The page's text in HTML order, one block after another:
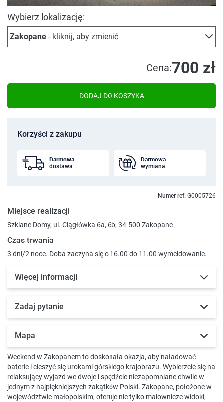
Wybierz lokalizację:
Zakopane - kliknij, aby zmienić
Cena:700 zł
DODAJ DO KOSZYKA
Korzyści z zakupu
Darmowa
dostawa
Darmowa
wymiana
Numer ref: G0005726
Miejsce realizacji
Szklane Domy, ul. Ciągłówka 6a, 6b, 34-500 Zakopane
Czas trwania
3 dni/2 noce. Doba zaczyna się o 16.00 do 11.00 wymeldowanie.
Więcej informacji
Zadaj pytanie
Mapa
Weekend w Zakopanem to doskonała okazja, aby naładować
baterie i cieszyć się urokami górskiego krajobrazu. Wybierzcie się na
relaksujący wyjazd we dwoje i spędźcie niezapomniane chwile w
jednym z najpiękniejszych zakątków Polski. Zakopane, położone w
województwie małopolskim, oferuje nie tylko malownicze widoki,